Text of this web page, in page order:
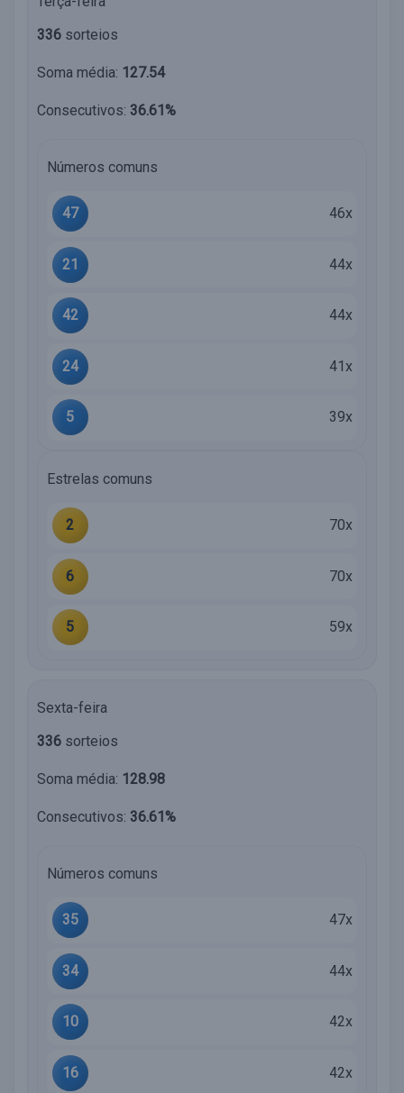
336 sorteios
Soma média: 127.54
Consecutivos: 36.61%
Números comuns
47 46x
21 44x
42 44x
24 41x
5 39x
Estrelas comuns
2 70x
6 70x
5 59x
Sexta-feira
336 sorteios
Soma média: 128.98
Consecutivos: 36.61%
Números comuns
35 47x
34 44x
10 42x
16 42x